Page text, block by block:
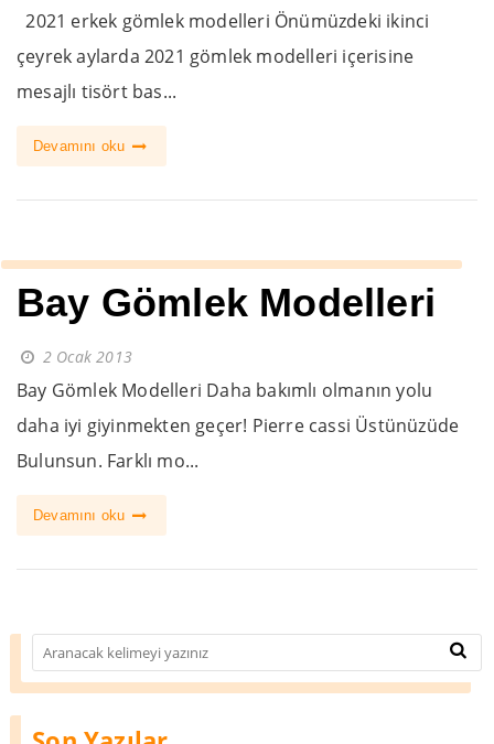
2021 erkek gömlek modelleri Önümüzdeki ikinci
çeyrek aylarda 2021 gömlek modelleri içerisine
mesajlı tisört bas...
Devamını oku
Bay Gömlek Modelleri
2 Ocak 2013
Bay Gömlek Modelleri Daha bakımlı olmanın yolu
daha iyi giyinmekten geçer! Pierre cassi Üstünüzüde
Bulunsun. Farklı mo...
Devamını oku